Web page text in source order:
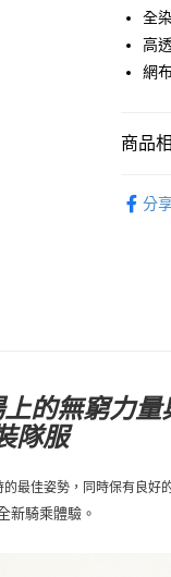
運送
全家
每筆
每筆
全
高
網
商品
分
的無窮力
隊服
最佳姿勢，同時保有良好
新騎乘體驗。